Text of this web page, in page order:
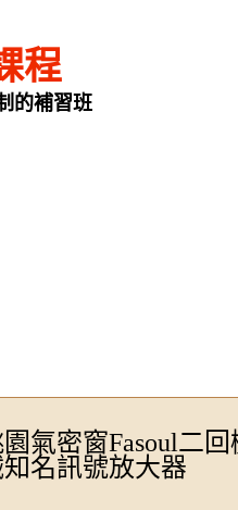
程
的補習班
氣密窗Fasoul二
名訊號放大器